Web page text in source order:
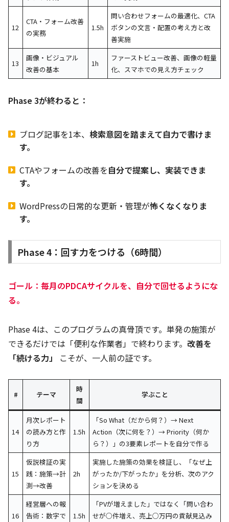
12
CTA・フォーム改善
の実務
1.5h
問い合わせフォームの最適化、CTA
ボタンの文言・配置の考え方と改
善実施
13
画像・ビジュアル
改善の基本
1h
ファーストビュー改善、画像の軽量
化、スマホでの見え方チェック
Phase 3が終わると：
ブログ記事を1本、検索意図を踏まえて自力で書けま
す。
CTAやフォームの改善を自分で提案し、実装できま
す。
WordPressの日常的な更新・管理が怖くなくなりま
す。
Phase 4：回す力をつける（6時間）
ゴール：毎月のPDCAサイクルを、自分で回せるようにな
る。
Phase 4は、このプログラムの真骨頂です。単発の施策が
できるだけでは「便利な作業者」で終わります。 改善を
「続ける力」
こそが、一人前の証です。
# テーマ
時
間
学ぶこと
14
月次レポート
の読み方と作
り方
1.5h
「So What（だから何？）→ Next
Action（次に何を？）→ Priority（何か
ら？）」の3要素レポートを自分で作る
15
仮説検証の実
践：施策→計
測→改善
2h
実施した施策の効果を検証し、「なぜ上
がったか/下がったか」を分析、次のアク
ションを決める
16
経営層への報
告術：数字で
1.5h
「PVが増えました」ではなく「問い合わ
せが○件増え、売上○万円の貢献見込み